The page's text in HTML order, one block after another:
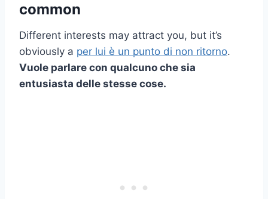
common
Different interests may attract you, but it’s
obviously a per lui è un punto di non ritorno.
Vuole parlare con qualcuno che sia
entusiasta delle stesse cose.